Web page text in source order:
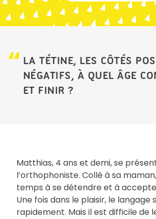
LA TÉTINE, LES CÔTÉS
NÉGATIFS, À QUEL ÂGE
ET FINIR ?
Matthias, 4 ans et demi, se
l’orthophoniste. Collé à sa
temps à se détendre et à
Une fois dans le plaisir, le langage
rapidement. Mais il est difficile de